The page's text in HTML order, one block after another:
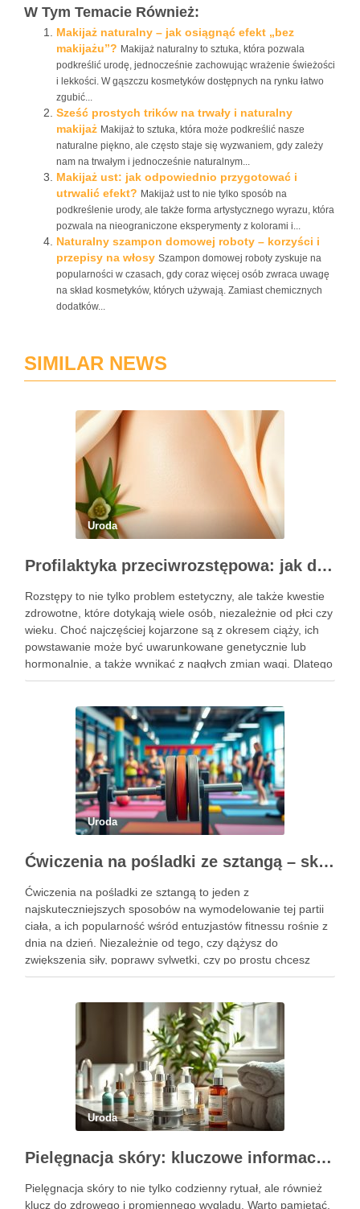
W Tym Temacie Również:
Makijaż naturalny – jak osiągnąć efekt „bez
makijażu”? Makijaż naturalny to sztuka, która pozwala
podkreślić urodę, jednocześnie zachowując wrażenie świeżości
i lekkości. W gąszczu kosmetyków dostępnych na rynku łatwo
zgubić...
Sześć prostych trików na trwały i naturalny
makijaż Makijaż to sztuka, która może podkreślić nasze
naturalne piękno, ale często staje się wyzwaniem, gdy zależy
nam na trwałym i jednocześnie naturalnym...
Makijaż ust: jak odpowiednio przygotować i
utrwalić efekt? Makijaż ust to nie tylko sposób na
podkreślenie urody, ale także forma artystycznego wyrazu, która
pozwala na nieograniczone eksperymenty z kolorami i...
Naturalny szampon domowej roboty – korzyści i
przepisy na włosy Szampon domowej roboty zyskuje na
popularności w czasach, gdy coraz więcej osób zwraca uwagę
na skład kosmetyków, których używają. Zamiast chemicznych
dodatków...
SIMILAR NEWS
Uroda
Profilaktyka przeciwrozstępowa: jak dbać o skórę skutecznie?
Rozstępy to nie tylko problem estetyczny, ale także kwestie
zdrowotne, które dotykają wiele osób, niezależnie od płci czy
wieku. Choć najczęściej kojarzone są z okresem ciąży, ich
powstawanie może być uwarunkowane genetycznie lub
hormonalnie, a także wynikać z nagłych zmian wagi. Dlatego
kluczowe jest, aby już od najmłodszych lat zadbać …
Uroda
Ćwiczenia na pośladki ze sztangą – skuteczne metody i techniki treningowe
Ćwiczenia na pośladki ze sztangą to jeden z
najskuteczniejszych sposobów na wymodelowanie tej partii
ciała, a ich popularność wśród entuzjastów fitnessu rośnie z
dnia na dzień. Niezależnie od tego, czy dążysz do
zwiększenia siły, poprawy sylwetki, czy po prostu chcesz
poczuć się lepiej w swoim ciele, odpowiednio dobrane
Uroda
Pielęgnacja skóry: kluczowe informacje i skuteczne metody
Pielęgnacja skóry to nie tylko codzienny rytuał, ale również
klucz do zdrowego i promiennego wyglądu. Warto pamiętać,